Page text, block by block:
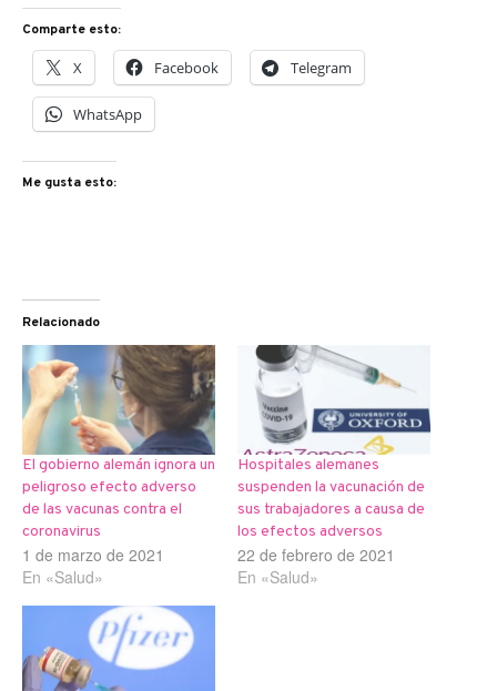
Comparte esto:
X Facebook Telegram
WhatsApp
Me gusta esto:
Relacionado
El gobierno alemán ignora un
peligroso efecto adverso
de las vacunas contra el
coronavirus
1 de marzo de 2021
En «Salud»
Hospitales alemanes
suspenden la vacunación de
sus trabajadores a causa de
los efectos adversos
22 de febrero de 2021
En «Salud»